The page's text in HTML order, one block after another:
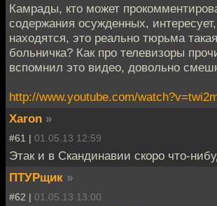
Камрады, кто может
содержания осужденных,
находятся, это реально тюрьма
больничка? Как про телевизоры
вспомнил это видео, довольно
http://www.youtube.com/
Xaron »
#61 | 01.05.13 12:59
Этак и в Скандинавии скоро что-
ПТУРщик »
#62 | 01.05.13 13:00